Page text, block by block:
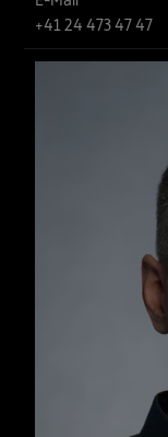
+41 24 473 47 47